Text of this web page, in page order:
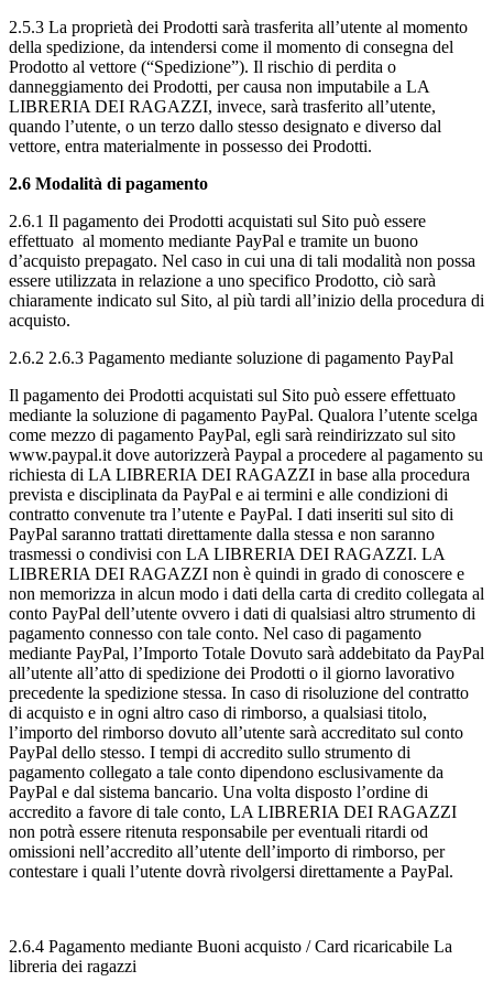
2.5.3 La proprietà dei Prodotti sarà trasferita all’utente al momento
della spedizione, da intendersi come il momento di consegna del
Prodotto al vettore (“Spedizione”). Il rischio di perdita o
danneggiamento dei Prodotti, per causa non imputabile a LA
LIBRERIA DEI RAGAZZI, invece, sarà trasferito all’utente,
quando l’utente, o un terzo dallo stesso designato e diverso dal
vettore, entra materialmente in possesso dei Prodotti.
2.6 Modalità di pagamento
2.6.1 Il pagamento dei Prodotti acquistati sul Sito può essere
effettuato al momento mediante PayPal e tramite un buono
d’acquisto prepagato. Nel caso in cui una di tali modalità non possa
essere utilizzata in relazione a uno specifico Prodotto, ciò sarà
chiaramente indicato sul Sito, al più tardi all’inizio della procedura di
acquisto.
2.6.2 2.6.3 Pagamento mediante soluzione di pagamento PayPal
Il pagamento dei Prodotti acquistati sul Sito può essere effettuato
mediante la soluzione di pagamento PayPal. Qualora l’utente scelga
come mezzo di pagamento PayPal, egli sarà reindirizzato sul sito
www.paypal.it dove autorizzerà Paypal a procedere al pagamento su
richiesta di LA LIBRERIA DEI RAGAZZI in base alla procedura
prevista e disciplinata da PayPal e ai termini e alle condizioni di
contratto convenute tra l’utente e PayPal. I dati inseriti sul sito di
PayPal saranno trattati direttamente dalla stessa e non saranno
trasmessi o condivisi con LA LIBRERIA DEI RAGAZZI. LA
LIBRERIA DEI RAGAZZI non è quindi in grado di conoscere e
non memorizza in alcun modo i dati della carta di credito collegata al
conto PayPal dell’utente ovvero i dati di qualsiasi altro strumento di
pagamento connesso con tale conto. Nel caso di pagamento
mediante PayPal, l’Importo Totale Dovuto sarà addebitato da PayPal
all’utente all’atto di spedizione dei Prodotti o il giorno lavorativo
precedente la spedizione stessa. In caso di risoluzione del contratto
di acquisto e in ogni altro caso di rimborso, a qualsiasi titolo,
l’importo del rimborso dovuto all’utente sarà accreditato sul conto
PayPal dello stesso. I tempi di accredito sullo strumento di
pagamento collegato a tale conto dipendono esclusivamente da
PayPal e dal sistema bancario. Una volta disposto l’ordine di
accredito a favore di tale conto, LA LIBRERIA DEI RAGAZZI
non potrà essere ritenuta responsabile per eventuali ritardi od
omissioni nell’accredito all’utente dell’importo di rimborso, per
contestare i quali l’utente dovrà rivolgersi direttamente a PayPal.
2.6.4 Pagamento mediante Buoni acquisto / Card ricaricabile La
libreria dei ragazzi